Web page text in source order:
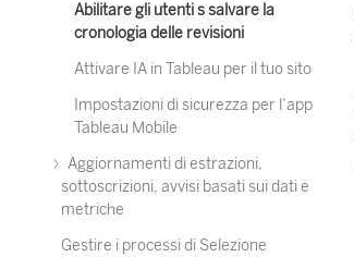
Abilitare gli utenti s salvare la
cronologia delle revisioni
Attivare IA in Tableau per il tuo sito
Impostazioni di sicurezza per l’app
Tableau Mobile
Aggiornamenti di estrazioni,
sottoscrizioni, avvisi basati sui dati e
metriche
Gestire i processi di Selezione